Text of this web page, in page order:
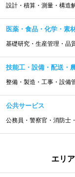
設計・積算・測量・構造
医薬・食品・化学・素
基礎研究・生産管理・品
技能工・設備・配送・
整備・製造・工事・設備
公共サービス
公務員・警察官・消防士
エリ